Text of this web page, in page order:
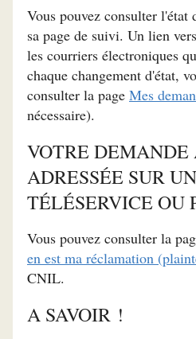
Vous pouvez consulter l'état
sa page de suivi. Un lien
les courriers électroniques
chaque changement d'état,
consulter la page Mes
nécessaire).
VOTRE DEMANDE
ADRESSÉE SUR
TÉLÉSERVICE OU
Vous pouvez consulter la
en est ma réclamation
CNIL.
A SAVOIR !